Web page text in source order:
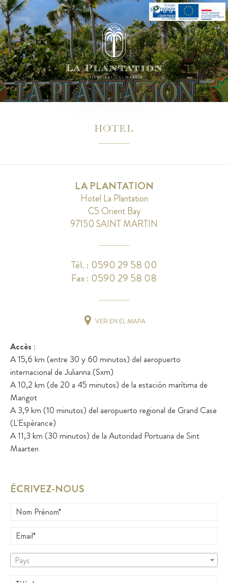
HOTEL
LA PLANTATION
Hotel La Plantation
C5 Orient Bay
97150 SAINT MARTIN
Tél. : 0590 29 58 00
Fax : 0590 29 58 08
VER EN EL MAPA
Accès :
A 15,6 km (entre 30 y 60 minutos) del aeropuerto
internacional de Julianna (Sxm)
A 10,2 km (de 20 a 45 minutos) de la estación marítima de
Marigot
A 3,9 km (10 minutos) del aeropuerto regional de Grand Case
(L'Espérance)
A 11,3 km (30 minutos) de la Autoridad Portuaria de Sint
Maarten
ÉCRIVEZ-NOUS
Pays
Pays